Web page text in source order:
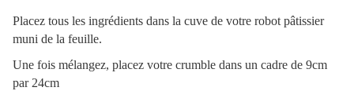
Placez tous les ingrédients dans la cuve de votre robot pâtissier
muni de la feuille.
Une fois mélangez, placez votre crumble dans un cadre de 9cm
par 24cm